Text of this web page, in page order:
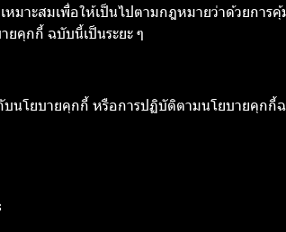
มาะสมเพื่อให้เป็นไปตามกฎหมายว่าด้วยก
ยคุกกี้ ฉบับนี้เป็นระยะ ๆ
บนโยบายคุกกี้ หรือการปฏิบัติตามนโยบายคุก